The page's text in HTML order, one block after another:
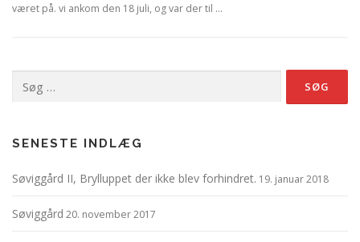
været på. vi ankom den 18 juli, og var der til …
efter:
SENESTE INDLÆG
Søviggård II, Brylluppet der ikke blev forhindret. 19. januar 2018
Søviggård 20. november 2017